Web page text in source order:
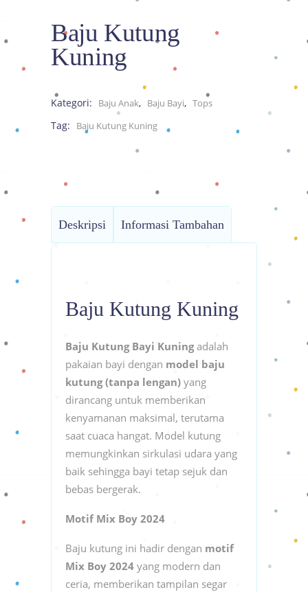
Baju Kutung
Kuning
Kategori: Baju Anak, Baju Bayi, Tops
Tag: Baju Kutung Kuning
Deskripsi Informasi Tambahan
Baju Kutung Kuning
Baju Kutung Bayi Kuningadalah
pakaian bayi dengan model baju
kutung (tanpa lengan) yang
dirancang untuk memberikan
kenyamanan maksimal, terutama
saat cuaca hangat. Model kutung
memungkinkan sirkulasi udara yang
baik sehingga bayi tetap sejuk dan
bebas bergerak.
Motif Mix Boy 2024
Baju kutung ini hadir dengan motif
Mix Boy 2024 yang modern dan
ceria, memberikan tampilan segar